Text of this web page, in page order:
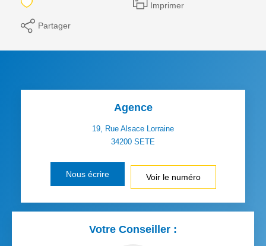
Imprimer
Partager
Agence
19, Rue Alsace Lorraine
34200 SETE
Nous écrire Voir le numéro
Votre Conseiller :